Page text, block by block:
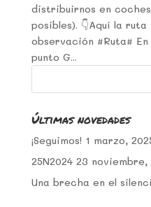
distribuirnos en
posibles). 👇Aquí la
observación #Ruta#
punto G...
Últimas novedades
¡Seguimos! 1 marzo,
25N2024 23 noviembre,
Una brecha en el